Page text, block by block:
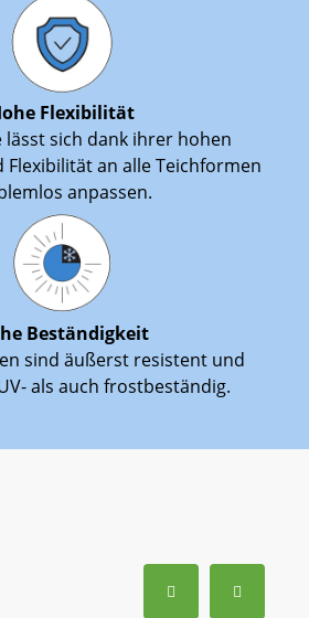
Flexibilität
lässt sich dank ihrer hohen
an alle Teichformen
anpassen.
Beständigkeit
sind äußerst resistent und
als auch frostbeständig.